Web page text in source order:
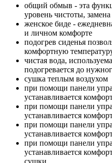
общий обмыв - эта
уровень чистоты,
женское биде -
и личном комфорте
подогрев сиденья
комфортную
чистая вода,
подогревается до
сушка теплым воздухом
при помощи панели
устанавливается
при помощи панели
устанавливается
при помощи панели
устанавливается
при помощи панели
устанавливается
сушки